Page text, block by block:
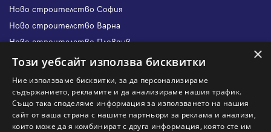
Ново строителство София
Ново строителство Варна
Ново строителство Пловдив
Ново строителство Бургас
Защо да отдам имот с Адрес?
Наши офиси
Кариери
×
Този уебсайт използва бисквитки
Ние използваме бисквитки, за да персонализираме
съдържанието, рекламите и да анализираме нашия трафик.
Също така споделяме информация за използването на нашия
сайт от ваша страна с нашите партньори за реклама и анализи,
които може да я комбинират с друга информация, която сте им